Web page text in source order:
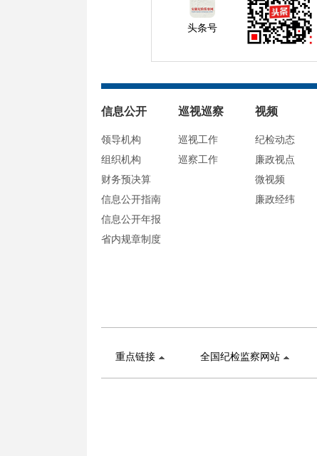
头条号
信息公开
领导机构
组织机构
财务预决算
信息公开指南
信息公开年报
省内规章制度
巡视巡察
巡视工作
巡察工作
视频
纪检动态
廉政视点
微视频
廉政经纬
重点链接 全国纪检监察网站